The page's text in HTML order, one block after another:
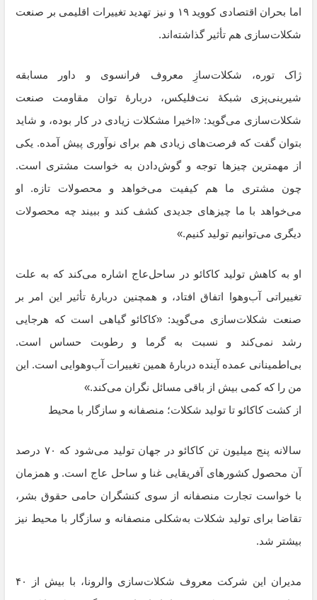
اما بحران اقتصادی کووید ۱۹ و نیز تهدید تغییرات اقلیمی بر صنعت
شکلات‌سازی هم تأثیر گذاشته‌اند.
ژاک توره، شکلات‌سازِ معروف فرانسوی و داور مسابقه
شیرینی‌پزی شبکهٔ نت‌فلیکس، دربارهٔ توان مقاومت صنعت
شکلات‌سازی می‌گوید: «‌اخیرا مشکلات زیادی در کار بوده، و شاید
بتوان گفت که فرصت‌های زیادی هم برای نوآوری پیش آمده. یکی
از مهمترین چیزها توجه و گوش‌دادن به خواست مشتری است.
چون مشتری ما هم کیفیت می‌خواهد و محصولات تازه. او
می‌خواهد با ما چیزهای جدیدی کشف کند و ببیند چه محصولات
دیگری می‌توانیم تولید کنیم.»
او به کاهش تولید کاکائو در ساحل‌عاج اشاره می‌کند که به علت
تغییراتی آب‌وهوا اتفاق افتاد، و همچنین دربارهٔ تأثیر این امر بر
صنعت شکلات‌سازی می‌گوید:‌ «کاکائو گیاهی است که هرجایی
رشد نمی‌کند و نسبت به گرما و رطوبت حساس است.
بی‌اطمینانی عمده آینده دربارهٔ همین تغییرات آب‌وهوایی است. این
من را که کمی بیش از باقی مسائل نگران می‌کند.»
از کشت کاکائو تا تولید شکلات؛ منصفانه و سازگار با محیط
سالانه پنج میلیون تن کاکائو در جهان تولید می‌شود که ۷۰ درصد
آن محصول کشورهای آفریقایی غنا و ساحل عاج است. و همزمان
با خواست تجارت منصفانه از سوی کنشگران حامی حقوق بشر،
تقاضا برای تولید شکلات به‌شکلی منصفانه و سازگار با محیط نیز
بیشتر شد.
مدیران این شرکت معروف شکلات‌سازی والرونا، با بیش از ۴۰